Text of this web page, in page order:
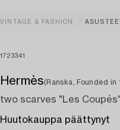
VINTAGE & FASHION
1723341
Hermès(Ranska, Founded in
two scarves "Les
Huutokauppa päättynyt